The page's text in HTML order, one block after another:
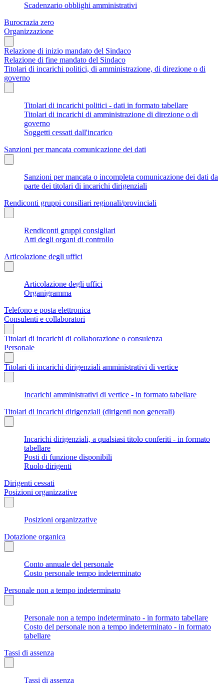
Scadenzario obblighi amministrativi
Burocrazia zero
Organizzazione
Relazione di inizio mandato del Sindaco
Relazione di fine mandato del Sindaco
Titolari di incarichi politici, di amministrazione, di direzione o di
governo
Titolari di incarichi politici - dati in formato tabellare
Titolari di incarichi di amministrazione di direzione o di
governo
Soggetti cessati dall'incarico
Sanzioni per mancata comunicazione dei dati
Sanzioni per mancata o incompleta comunicazione dei dati da
parte dei titolari di incarichi dirigenziali
Rendiconti gruppi consiliari regionali/provinciali
Rendiconti gruppi consigliari
Atti degli organi di controllo
Articolazione degli uffici
Articolazione degli uffici
Organigramma
Telefono e posta elettronica
Consulenti e collaboratori
Titolari di incarichi di collaborazione o consulenza
Personale
Titolari di incarichi dirigenziali amministrativi di vertice
Incarichi amministrativi di vertice - in formato tabellare
Titolari di incarichi dirigenziali (dirigenti non generali)
Incarichi dirigenziali, a qualsiasi titolo conferiti - in formato
tabellare
Posti di funzione disponibili
Ruolo dirigenti
Dirigenti cessati
Posizioni organizzative
Posizioni organizzative
Dotazione organica
Conto annuale del personale
Costo personale tempo indeterminato
Personale non a tempo indeterminato
Personale non a tempo indeterminato - in formato tabellare
Costo del personale non a tempo indeterminato - in formato
tabellare
Tassi di assenza
Tassi di assenza